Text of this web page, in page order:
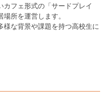
フェ形式の「サードプレイ
所を運営します。
な背景や課題を持つ高校生に